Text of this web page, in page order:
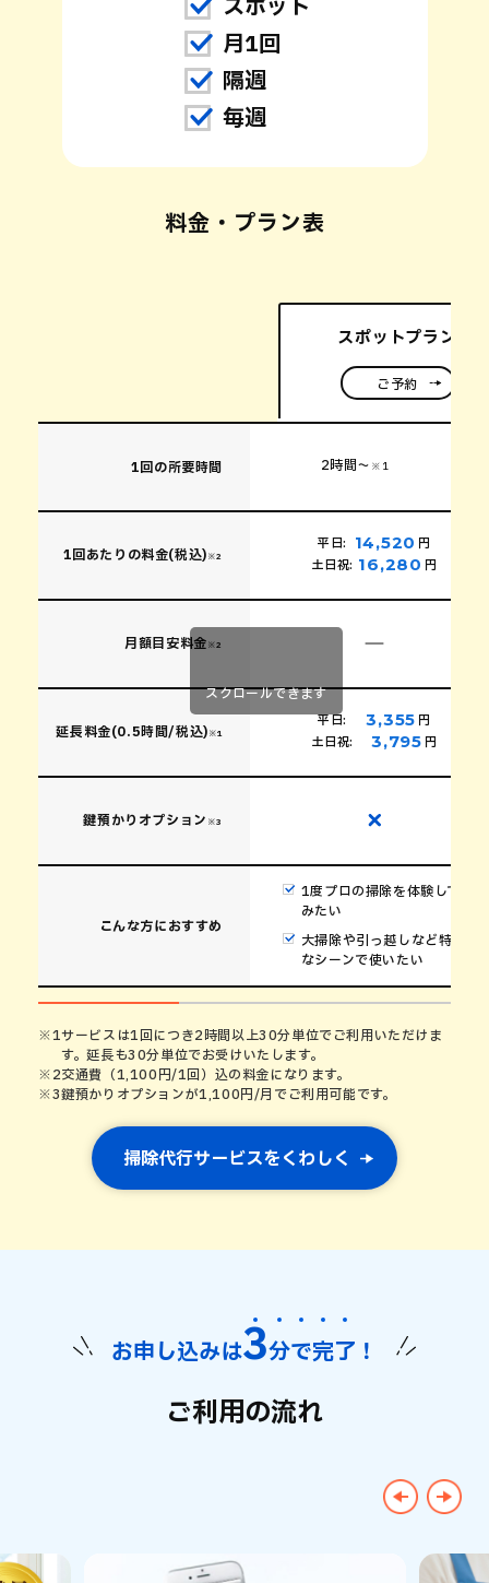
スポット
月1回
隔週
毎週
料金・プラン表
スクロールできます
スポットプラン
ご予約
1回の所要時間 2時間～ ※1
1回あたりの料金(税込)※2
平日: 14,520 円
土日祝: 16,280 円
月額目安料金※2
延長料金(0.5時間/税込)※1
平日: 3,355 円
土日祝:
3,795 円
鍵預かりオプション ※3
こんな方におすすめ
1度プロの掃除を体験して
みたい
大掃除や引っ越しなど特別
なシーンで使いたい
※1サービスは1回につき2時間以上30分単位でご利用いただけま
す。延長も30分単位でお受けいたします。
※2交通費（1,100円/1回）込の料金になります。
※3鍵預かりオプションが1,100円/月でご利用可能です。
掃除代行サービスをくわしく
お申し込みは3分で完了 ！
ご利用の流れ
1回の所要時間
平日:
土日祝:
平日:
土日祝:
急いでお家
※1 サービス提供には、調味料、調理器具、設備（キッ
また、作り置きサービスには保存容器（タッパーなど）
※2 提供時間は目安になります。調理と整理収納が終わ
プレミアムプラン
ご希望にあわせてお食事をご提案・お作りいたします。お
2時間半～ ※2
スポットプラン
ご予約
1回の所要時間 2時間半～ ※1
平日: 17,875
土日祝: 20,075
お試しで料理代行を頼んでみたい